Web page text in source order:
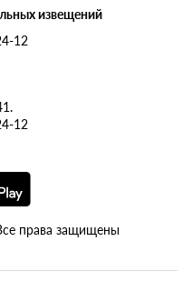
извещений
12
12
права защищены